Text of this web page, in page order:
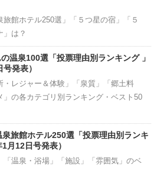
旅館ホテル250選」「５つ星の宿」「５
」は？
温泉100選「投票理由別ランキング 」
発表）
・レジャー＆体験」「泉質」「郷土料
」の各カテゴリ別ランキング・ベスト50
旅館ホテル250選「投票理由別ランキ
月12日号発表）
「温泉・浴場」「施設」「雰囲気」のベ